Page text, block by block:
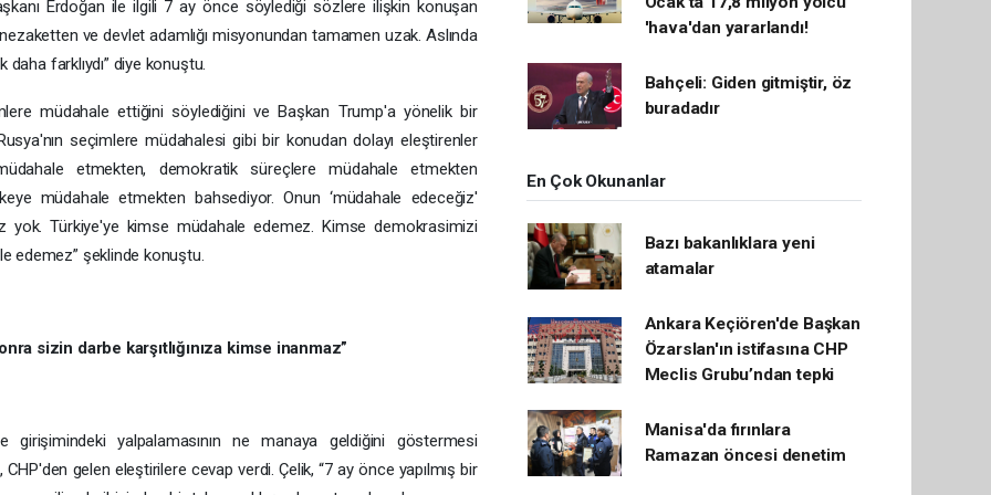
Erdoğan ile ilgili 7 ay önce söylediği sözlere ilişkin konuşan
ve devlet adamlığı misyonundan tamamen uzak. Aslında
farklıydı” diye konuştu.
müdahale ettiğini söylediğini ve Başkan Trump'a yönelik bir
seçimlere müdahalesi gibi bir konudan dolayı eleştirenler
etmekten, demokratik süreçlere müdahale etmekten
müdahale etmekten bahsediyor. Onun ‘müdahale edeceğiz'
yok. Türkiye'ye kimse müdahale edemez. Kimse demokrasimizi
edemez” şeklinde konuştu.
sizin darbe karşıtlığınıza kimse inanmaz”
girişimindeki yalpalamasının ne manaya geldiğini göstermesi
gelen eleştirilere cevap verdi. Çelik, “7 ay önce yapılmış bir
'hava'dan yararlandı!
Bahçeli: Giden gitmiştir, öz
buradadır
En Çok Okunanlar
Bazı bakanlıklara yeni
atamalar
Ankara Keçiören'de Başkan
Özarslan'ın istifasına CHP
Meclis Grubu’ndan tepki
Manisa'da fırınlara
Ramazan öncesi denetim